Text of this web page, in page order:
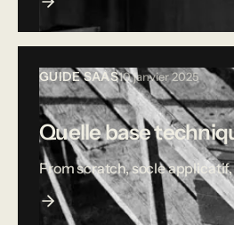
GUIDE SAAS10 janvier 2025
Quelle base
From scratch, socle